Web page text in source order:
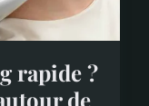
rapide ?
de